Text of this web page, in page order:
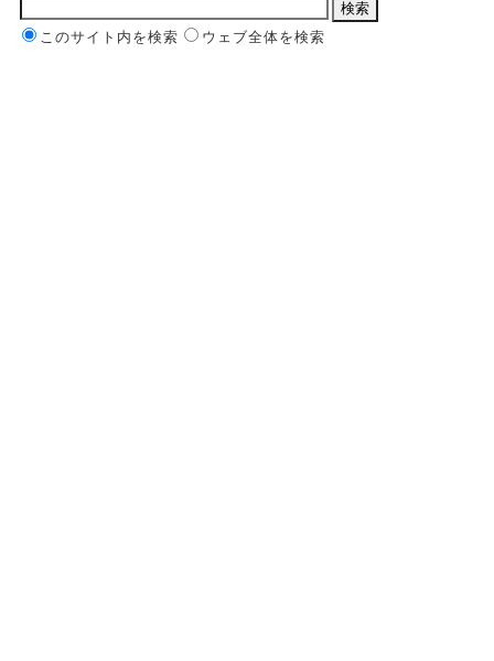
このサイト内を検索 ウェブ全体を検索